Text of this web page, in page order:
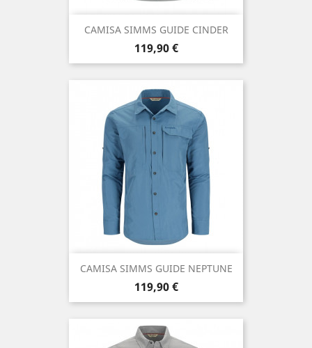
CAMISA SIMMS GUIDE CINDER
Precio
119,90 €
CAMISA SIMMS GUIDE NEPTUNE
Precio
119,90 €